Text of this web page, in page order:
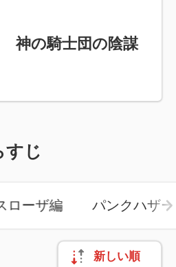
神の騎士団の陰謀
すじ
ローザ編 パンクハザ
新しい順